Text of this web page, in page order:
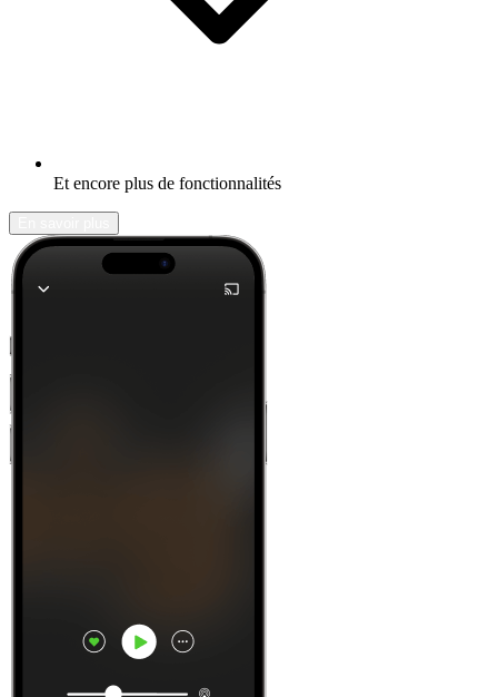
Et encore plus de fonctionnalités